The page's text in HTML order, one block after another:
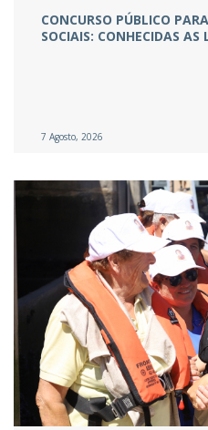
CONCURSO PÚBLICO
SOCIAIS: CONHECIDAS AS
7 Agosto, 2026